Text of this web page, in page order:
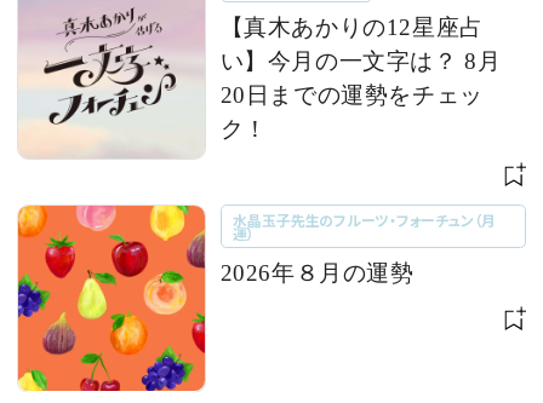
【真木あかりの12星座占
い】今月の一文字は？ 8月
20日までの運勢をチェッ
ク！
水晶玉子先生のフルーツ・フォーチュン（月
運）
2026年８月の運勢